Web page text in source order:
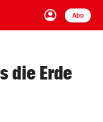
account_circle
Anmelden
Abo
close Schließen
die Erde